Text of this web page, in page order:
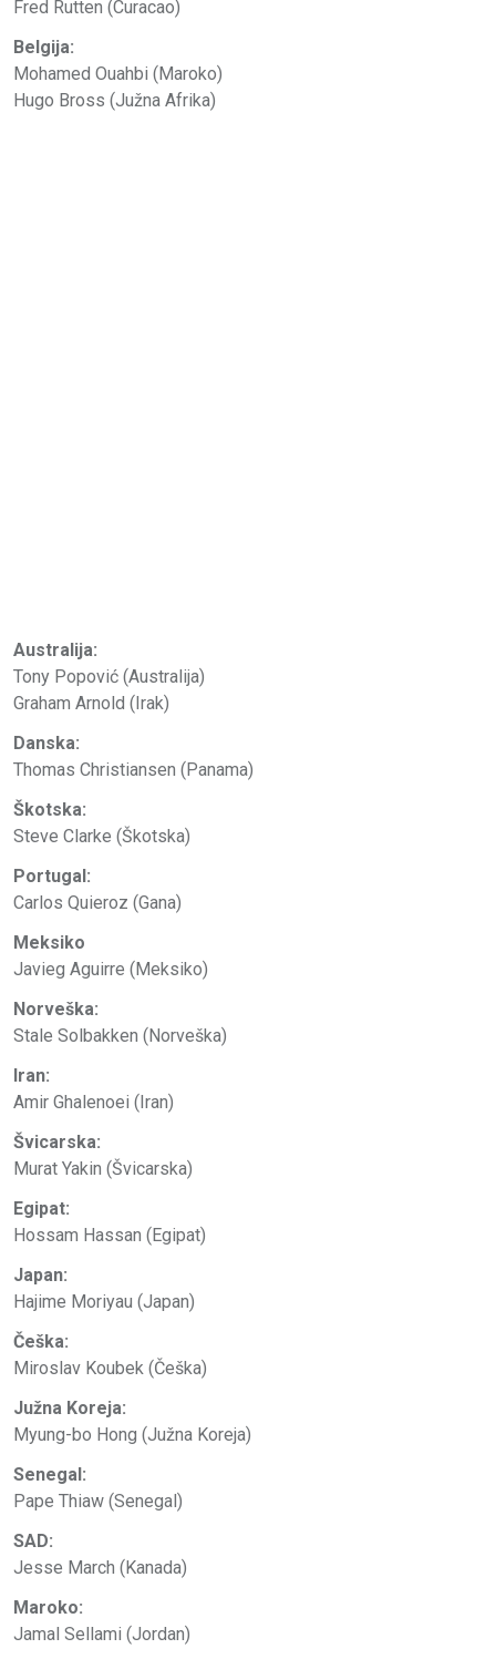
Fred Rutten (Curacao)
Belgija:
Mohamed Ouahbi (Maroko)
Hugo Bross (Južna Afrika)
Australija:
Tony Popović (Australija)
Graham Arnold (Irak)
Danska:
Thomas Christiansen (Panama)
Škotska:
Steve Clarke (Škotska)
Portugal:
Carlos Quieroz (Gana)
Meksiko
Javieg Aguirre (Meksiko)
Norveška:
Stale Solbakken (Norveška)
Iran:
Amir Ghalenoei (Iran)
Švicarska:
Murat Yakin (Švicarska)
Egipat:
Hossam Hassan (Egipat)
Japan:
Hajime Moriyau (Japan)
Češka:
Miroslav Koubek (Češka)
Južna Koreja:
Myung-bo Hong (Južna Koreja)
Senegal:
Pape Thiaw (Senegal)
SAD:
Jesse March (Kanada)
Maroko:
Jamal Sellami (Jordan)